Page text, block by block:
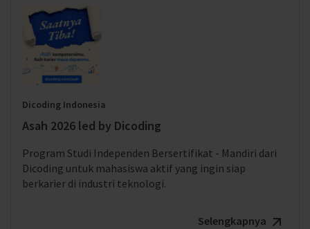
Dicoding Indonesia
Asah 2026 led by Dicoding
Program Studi Independen Bersertifikat - Mandiri dari
Dicoding untuk mahasiswa aktif yang ingin siap
berkarier di industri teknologi.
Selengkapnya